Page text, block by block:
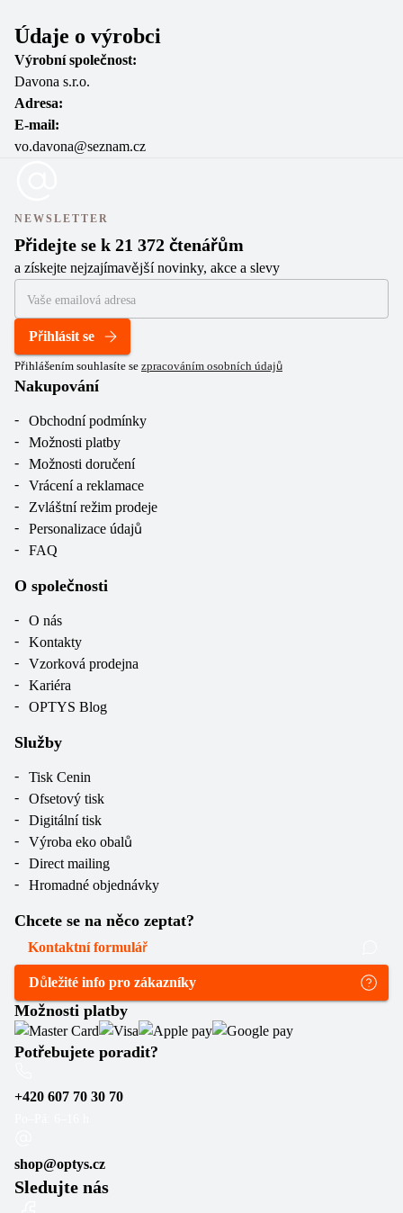
Údaje o výrobci
Výrobní společnost:
Davona s.r.o.
Adresa:
E-mail:
vo.davona@seznam.cz
NEWSLETTER
Přidejte se k 21 372 čtenářům
a získejte nejzajímavější novinky, akce a slevy
Přihlásit se
Přihlášením souhlasíte se zpracováním osobních údajů
Nakupování
Obchodní podmínky
Možnosti platby
Možnosti doručení
Vrácení a reklamace
Zvláštní režim prodeje
Personalizace údajů
FAQ
O společnosti
O nás
Kontakty
Vzorková prodejna
Kariéra
OPTYS Blog
Služby
Tisk Cenin
Ofsetový tisk
Digitální tisk
Výroba eko obalů
Direct mailing
Hromadné objednávky
Chcete se na něco zeptat?
Kontaktní formulář
Důležité info pro zákazníky
Možnosti platby
Potřebujete poradit?
+420 607 70 30 70
shop@optys.cz
Sledujte nás